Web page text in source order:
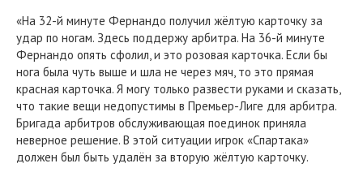
«На 32-й минуте Фернандо получил жёлтую карточку за
удар по ногам. Здесь поддержу арбитра. На 36-й минуте
Фернандо опять сфолил, и это розовая карточка. Если бы
нога была чуть выше и шла не через мяч, то это прямая
красная карточка. Я могу только развести руками и сказать,
что такие вещи недопустимы в Премьер-Лиге для арбитра.
Бригада арбитров обслуживающая поединок приняла
неверное решение. В этой ситуации игрок «Спартака»
должен был быть удалён за вторую жёлтую карточку.